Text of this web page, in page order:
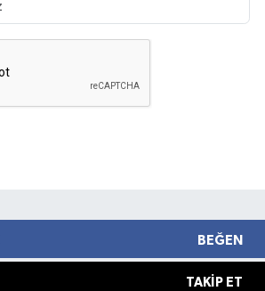
BEĞEN
TAKIP ET